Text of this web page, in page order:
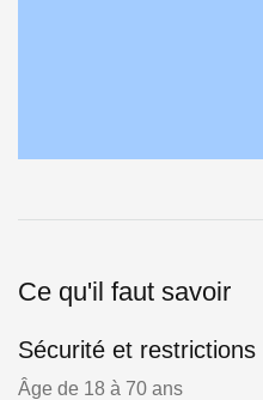
Ce qu'il faut savoir
Sécurité et restrictions
Âge de 18 à 70 ans